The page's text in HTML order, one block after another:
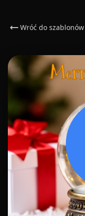
Wróć do szablonów